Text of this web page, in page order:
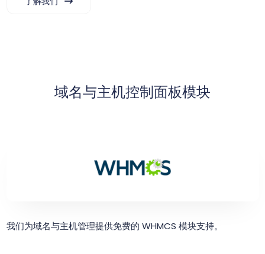
域名与主机控制面板模块
我们为域名与主机管理提供免费的 WHMCS 模块支持。